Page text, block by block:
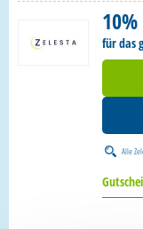
für das
Alle